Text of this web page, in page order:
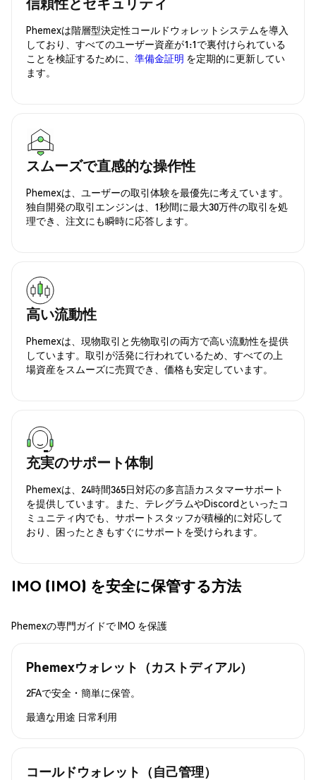
Phemexは階層型決定性コールドウォレットシステムを導入
しており、すべてのユーザー資産が1:1で裏付けられている
ことを検証するために、 準備金証明 を定期的に更新してい
ます。
スムーズで直感的な操作性
Phemexは、ユーザーの取引体験を最優先に考えています。
独自開発の取引エンジンは、1秒間に最大30万件の取引を処
理でき、注文にも瞬時に応答します。
高い流動性
Phemexは、現物取引と先物取引の両方で高い流動性を提供
しています。取引が活発に行われているため、すべての上
場資産をスムーズに売買でき、価格も安定しています。
充実のサポート体制
Phemexは、24時間365日対応の多言語カスタマーサポート
を提供しています。また、テレグラムやDiscordといったコ
ミュニティ内でも、サポートスタッフが積極的に対応して
おり、困ったときもすぐにサポートを受けられます。
IMO (IMO) を安全に保管する方法
Phemexの専門ガイドで IMO を保護
Phemexウォレット（カストディアル）
2FAで安全・簡単に保管。
最適な用途 日常利用
コールドウォレット（自己管理）